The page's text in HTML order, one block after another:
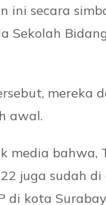
ini secara
mereka
awal.
media bahwa,
juga sudah di
di kota